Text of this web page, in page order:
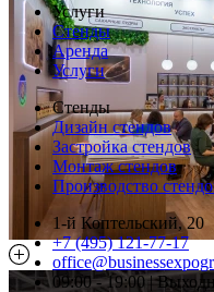
Услуги
Стенды
Аренда
Услуги
Стенды
Дизайн стендов
Застройка стендов
Монтаж стендов
Производство
1-й Коптельский, 20
+7 (495) 121-77-17
09:00 - 19:00 |